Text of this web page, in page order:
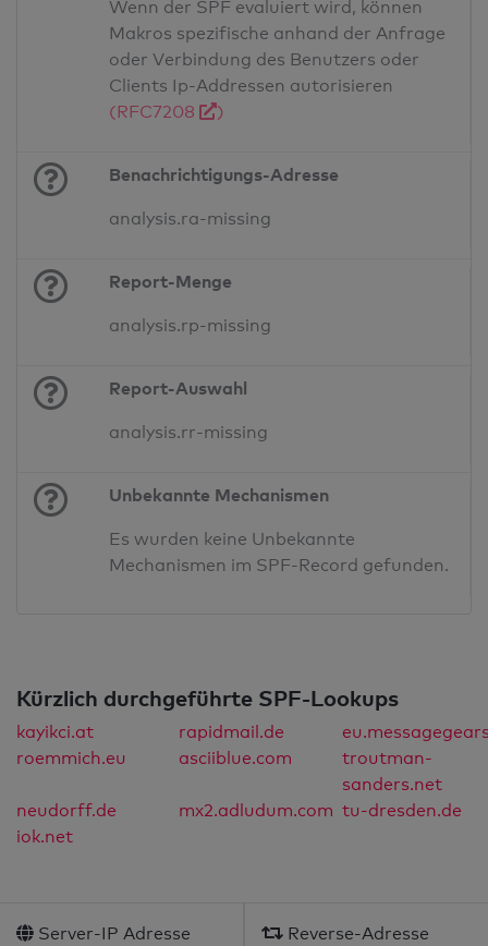
Wenn der SPF evaluiert wird, können
Makros spezifische anhand der Anfrage
oder Verbindung des Benutzers oder
Clients Ip-Addressen autorisieren
(RFC7208
)
Benachrichtigungs-Adresse
analysis.ra-missing
Report-Menge
analysis.rp-missing
Report-Auswahl
analysis.rr-missing
Unbekannte Mechanismen
Es wurden keine Unbekannte
Mechanismen im SPF-Record gefunden.
Kürzlich durchgeführte SPF-Lookups
kayikci.at rapidmail.de
roemmich.eu
asciiblue.com
troutman-
sanders.net
neudorff.de
mx2.adludum.com tu-dresden.de
iok.net
Server-IP Adresse Reverse-Adresse